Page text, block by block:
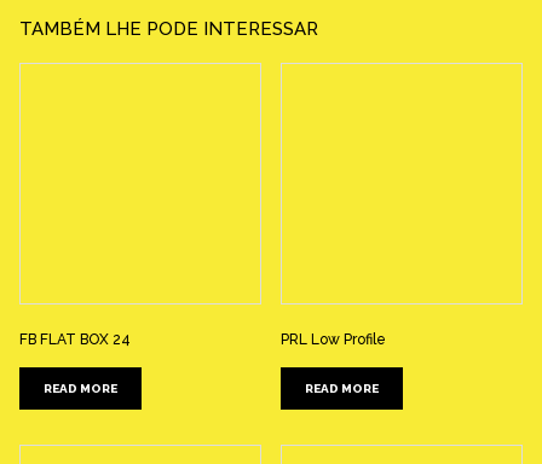
TAMBÉM LHE PODE INTERESSAR
FB FLAT BOX 24
READ MORE
PRL Low Profile
READ MORE